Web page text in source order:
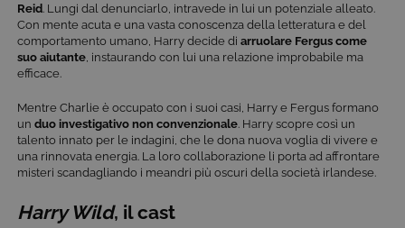
Reid . Lungi dal denunciarlo, intravede in lui un potenziale alleato.
Con mente acuta e una vasta conoscenza della letteratura e del
comportamento umano, Harry decide di arruolare Fergus come
suo aiutante , instaurando con lui una relazione improbabile ma
efficace.
Mentre Charlie è occupato con i suoi casi, Harry e Fergus formano
un duo investigativo non convenzionale . Harry scopre così un
talento innato per le indagini, che le dona nuova voglia di vivere e
una rinnovata energia. La loro collaborazione li porta ad affrontare
misteri scandagliando i meandri più oscuri della società irlandese.
Harry Wild, il cast